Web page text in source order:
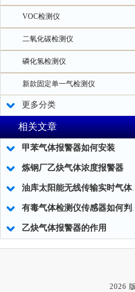
VOC检测仪
二氧化碳检测仪
磷化氢检测仪
新款固定单一气检测仪
更多分类
相关文章
甲苯气体报警器如何安装
炼钢厂乙炔气体浓度报警器
油库太阳
有毒气体检
乙炔气体报警器的作用
2026